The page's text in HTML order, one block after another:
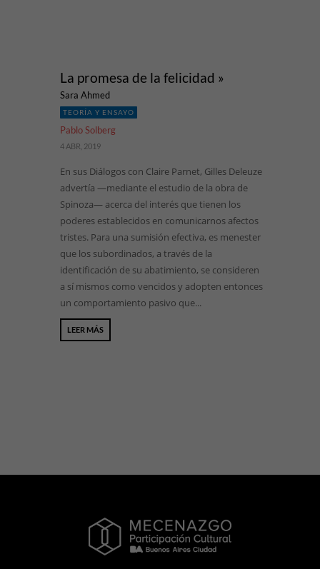
La promesa de la felicidad »
Sara Ahmed
TEORÍA Y ENSAYO
Pablo Solberg
4 ABR, 2019
En sus Diálogos con Claire Parnet, Gilles Deleuze
advertía —mediante el estudio de la obra de
Spinoza— acerca del interés que tienen los
poderes establecidos en comunicarnos afectos
tristes. Para una sumisión efectiva, es menester
que los subordinados, a través de la
identificación de su abatimiento, se consideren
a sí mismos como vencidos y adopten entonces
un comportamiento pasivo que...
LEER MÁS